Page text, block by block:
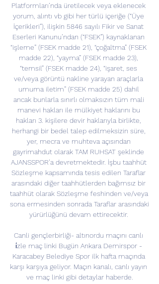
Platformları’nda üretilecek veya eklenecek
yorum, alıntı vb gibi her türlü içeriğe (“Üye
İçerikleri”), ilişkin 5846 sayılı Fikir ve Sanat
Eserleri Kanunu’ndan (“FSEK”) kaynaklanan
“işleme” (FSEK madde 21), “çoğaltma” (FSEK
madde 22), “yayma” (FSEK madde 23),
“temsil” (FSEK madde 24), “işaret, ses
ve/veya görüntü nakline yarayan araçlarla
umuma iletim” (FSEK madde 25) dahil
ancak bunlarla sınırlı olmaksızın tüm mali
manevi hakları ile mülkiyet haklarını bu
hakları 3. kişilere devir haklarıyla birlikte,
herhangi bir bedel talep edilmeksizin süre,
yer, mecra ve muhteva açısından
gayrimahdut olarak TAM RUHSAT şeklinde
AJANSSPOR’a devretmektedir. İşbu taahhüt
Sözleşme kapsamında tesis edilen Taraflar
arasındaki diğer taahhütlerden bağımsız bir
taahhüt olarak Sözleşme feshinden ve/veya
sona ermesinden sonrada Taraflar arasındaki
yürürlüğünü devam ettirecektir.
Canli gençlerbirliği- altınordu maçını canlı
i̇zle maç linki Bugün Ankara Demirspor -
Karacabey Belediye Spor ilk hafta maçında
karşı karşıya geliyor. Maçın kanalı, canlı yayın
ve maç linki gibi detaylar haberde.